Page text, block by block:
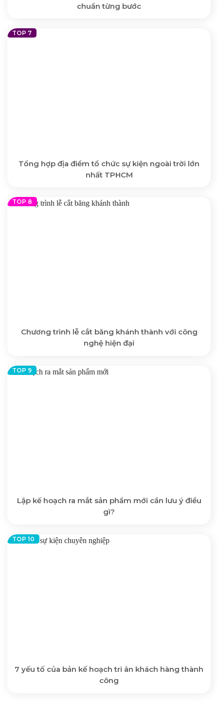
chuẩn từng bước
Tổng hợp địa điểm tổ chức sự kiện ngoài trời lớn
nhất TPHCM
Chương trình lễ cắt băng khánh thành với công
nghệ hiện đại
Lập kế hoạch ra mắt sản phẩm mới cần lưu ý điều
gì?
7 yếu tố của bản kế hoạch tri ân khách hàng thành
công